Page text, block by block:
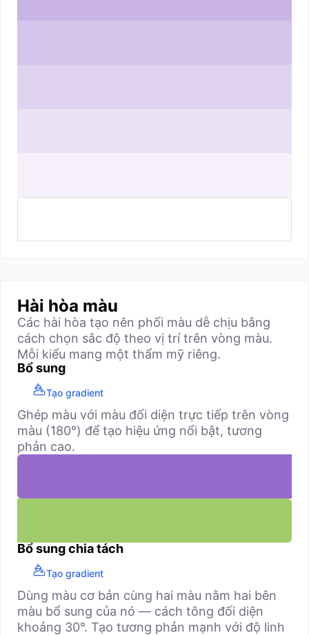
Hài hòa màu
Các hài hòa tạo nên phối màu dễ chịu bằng
cách chọn sắc độ theo vị trí trên vòng màu.
Mỗi kiểu mang một thẩm mỹ riêng.
Bổ sung
Tạo gradient
Ghép màu với màu đối diện trực tiếp trên vòng
màu (180°) để tạo hiệu ứng nổi bật, tương
phản cao.
Bổ sung chia tách
Tạo gradient
Dùng màu cơ bản cùng hai màu nằm hai bên
màu bổ sung của nó — cách tông đối diện
khoảng 30°. Tạo tương phản mạnh với độ linh